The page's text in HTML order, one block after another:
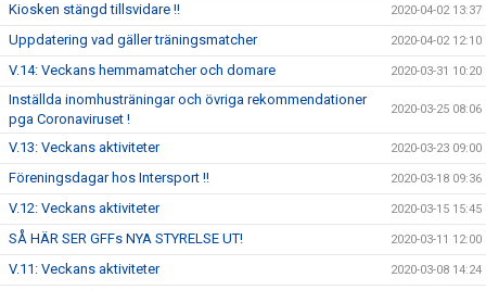
Kiosken stängd tillsvidare !! 2020-04-02 13:37
Uppdatering vad gäller träningsmatcher 2020-04-02 12:10
V.14: Veckans hemmamatcher och domare 2020-03-31 10:20
Inställda inomhusträningar och övriga rekommendationer
pga Coronaviruset !
2020-03-25 08:06
V.13: Veckans aktiviteter 2020-03-23 09:00
Föreningsdagar hos Intersport !! 2020-03-18 09:36
V.12: Veckans aktiviteter 2020-03-15 15:45
SÅ HÄR SER GFFs NYA STYRELSE UT! 2020-03-11 12:00
V.11: Veckans aktiviteter 2020-03-08 14:24